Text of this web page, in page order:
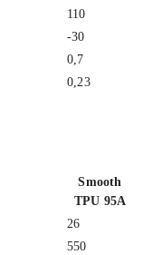
110
-30
0,7
0,23
Smooth
TPU 95A
26
550